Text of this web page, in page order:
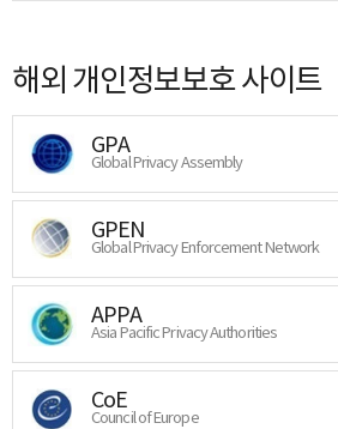
해외 개인정보보호 사이트
GPA
Global Privacy Assembly
GPEN
Global Privacy Enforcement Network
APPA
Asia Pacific Privacy Authorities
CoE
Council of Europe